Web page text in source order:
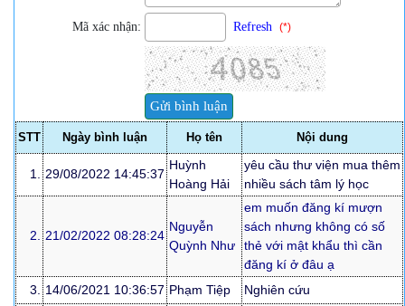
Mã xác nhận: Refresh (*)
STT Ngày bình luận Họ tên Nội dung
1. 29/08/2022 14:45:37
Huỳnh
Hoàng Hải
yêu cầu thư viện mua thêm
nhiều sách tâm lý học
2. 21/02/2022 08:28:24
Nguyễn
Quỳnh Như
em muốn đăng kí mượn
sách nhưng không có số
thẻ với mật khẩu thì cần
đăng kí ở đâu ạ
3.
14/06/2021 10:36:57 Phạm Tiệp Nghiên cứu